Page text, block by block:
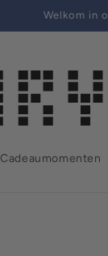
Welkom in
Cadeaumomenten